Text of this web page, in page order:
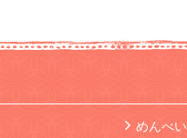
めんべい